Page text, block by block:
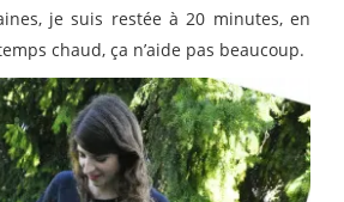
je suis restée à 20 minutes, en
chaud, ça n’aide pas beaucoup.